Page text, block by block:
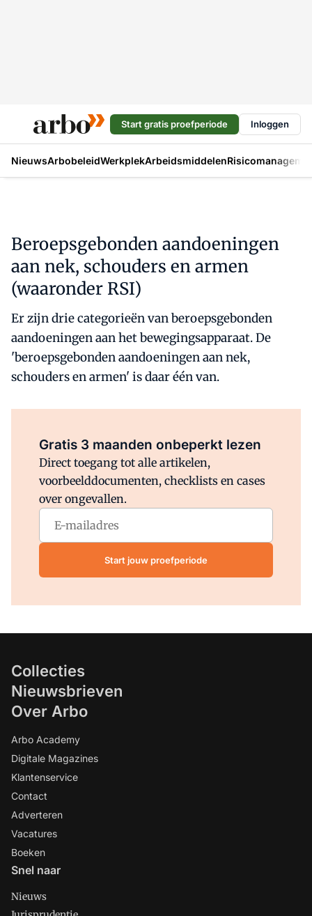
Start gratis proefperiode Inloggen
NieuwsArbobeleidWerkplekArbeidsmiddelen
Beroepsgebonden aandoeningen
aan nek, schouders en armen
(waaronder RSI)
Er zijn drie categorieën van beroepsgebonden
aandoeningen aan het bewegingsapparaat. De
'beroepsgebonden aandoeningen aan nek,
schouders en armen' is daar één van.
Gratis 3 maanden onbeperkt lezen
Direct toegang tot alle artikelen,
voorbeelddocumenten, checklists en cases
over ongevallen.
Start jouw proefperiode
Collecties
Nieuwsbrieven
Over Arbo
Arbo Academy
Digitale Magazines
Klantenservice
Contact
Adverteren
Vacatures
Boeken
Snel naar
Nieuws